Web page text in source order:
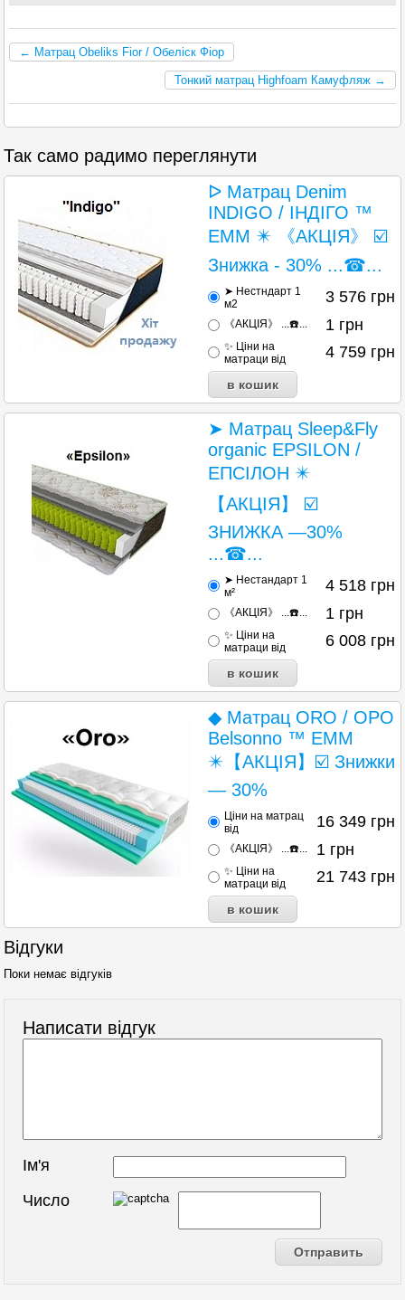
← Матрац Obeliks Fior / Обеліск Фіор
Тонкий матрац Highfoam Камуфляж →
Так само радимо переглянути
ᐅ Матрац Denim
INDIGO / ІНДІГО ™
ЕММ ✴️ 《АКЦІЯ》 ☑️
Знижка - 30% ...☎...
➤ Нестндарт 1
м2
3 576 грн
《АКЦІЯ》 ...☎️... 1 грн
✨ Ціни на
матраци від
4 759 грн
➤ Матрац Sleep&Fly
organic EPSILON /
ЕПСІЛОН ✴️
【АКЦІЯ】 ☑️
ЗНИЖКА —30%
...☎...
➤ Нестандарт 1
м²
4 518 грн
《АКЦІЯ》 ...☎️... 1 грн
✨ Ціни на
матраци від
6 008 грн
◆ Матрац ORO / ОРО
Belsonno ™ ЕММ
✴️【АКЦІЯ】☑️ Знижки
— 30%
Ціни на матрац
від
16 349 грн
《АКЦІЯ》 ...☎️... 1 грн
✨ Ціни на
матраци від
21 743 грн
Відгуки
Поки немає відгуків
Написати відгук
Ім'я
Число